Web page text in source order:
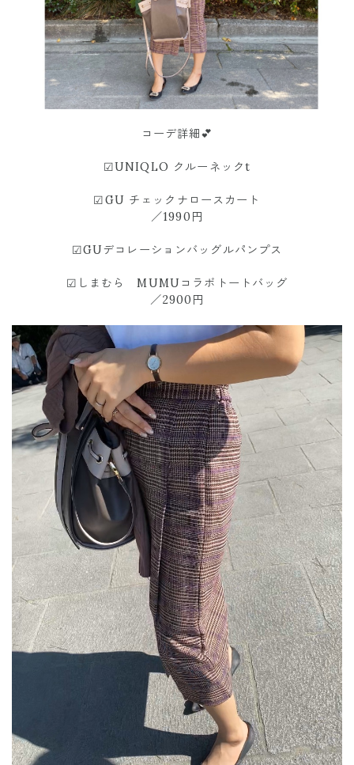
コーデ詳細💕
☑︎UNIQLO クルーネックt
☑︎GU チェックナロースカート
／1990円
☑︎GUデコレーションバッグルパンプス
☑︎しまむら MUMUコラボトートバッグ
／2900円